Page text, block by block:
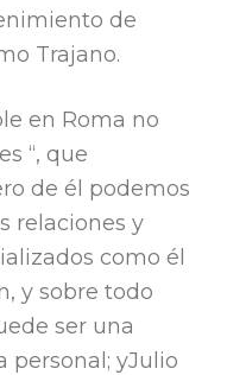
de
Trajano.
en Roma no
“, que
de él podemos
relaciones y
como él
y sobre todo
ser una
personal; yJulio